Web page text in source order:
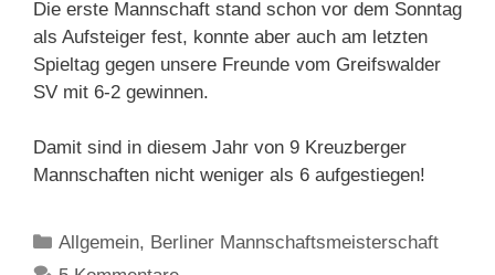
Die erste Mannschaft stand schon vor dem Sonntag
als Aufsteiger fest, konnte aber auch am letzten
Spieltag gegen unsere Freunde vom Greifswalder
SV mit 6-2 gewinnen.
Damit sind in diesem Jahr von 9 Kreuzberger
Mannschaften nicht weniger als 6 aufgestiegen!
Kategorien
Allgemein, Berliner Mannschaftsmeisterschaft